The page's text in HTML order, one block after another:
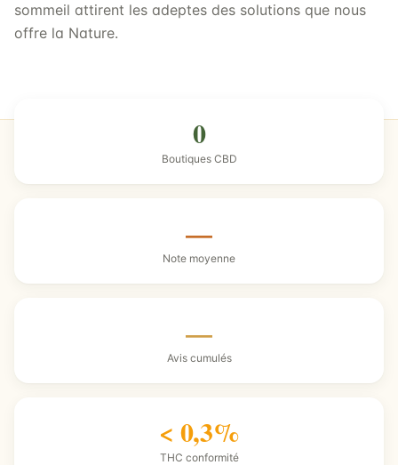
sommeil attirent les adeptes des solutions que nous
offre la Nature.
0
Boutiques CBD
—
Note moyenne
—
Avis cumulés
< 0,3%
THC conformité